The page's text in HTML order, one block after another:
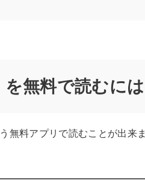
無料で読むには
無料アプリで読むことが出来ま